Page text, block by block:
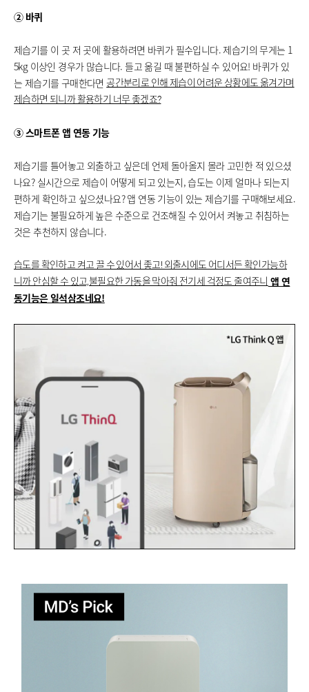
② 바퀴
제습기를 이 곳 저 곳에 활용하려면 바퀴가 필수입니다. 제습기의 무게는 1
5kg 이상인 경우가 많습니다. 들고 옮길 때 불편하실 수 있어요! 바퀴가 있
는 제습기를 구매한다면공간분리로 인해 제습이 어려운 상황에도 옮겨가며
제습하면 되니까 활용하기 너무 좋겠죠?
③ 스마트폰 앱 연동 기능
제습기를 틀어놓고 외출하고 싶은데 언제 돌아올지 몰라 고민한 적 있으셨
나요? 실시간으로 제습이 어떻게 되고 있는지, 습도는 이제 얼마나 되는지
편하게 확인하고 싶으셨나요? 앱 연동 기능이 있는 제습기를 구매해보세요.
제습기는 불필요하게 높은 수준으로 건조해질 수 있어서 켜놓고 취침하는
것은 추천하지 않습니다.
습도를 확인하고 켜고 끌 수 있어서 좋고! 외출시에도 어디서든 확인가능하
니까 안심할 수 있고,불필요한 가동을 막아줘 전기세 걱정도 줄여주니 앱 연
동기능은 일석삼조네요!